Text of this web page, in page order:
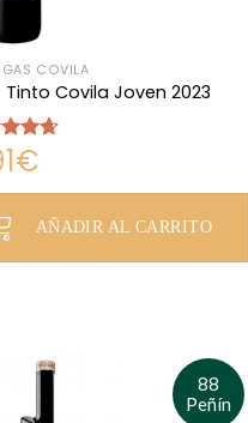
COVILA
Tinto Covila Joven 2023
4.67
€
AÑADIR AL CARRITO
88
Peñín